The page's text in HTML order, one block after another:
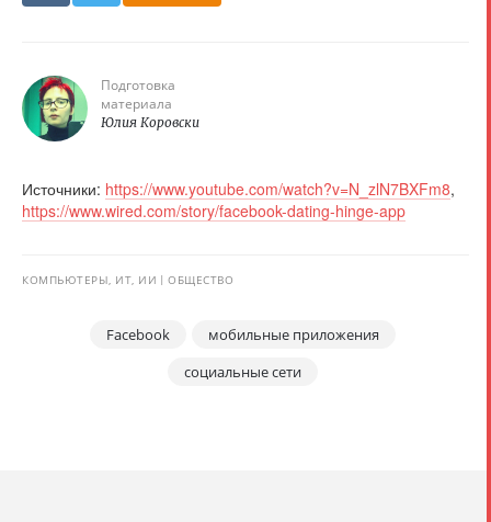
Подготовка
материала
Юлия Коровски
Источники: https://www.youtube.com/watch?v=N_zlN7BXFm8,
https://www.wired.com/story/facebook-dating-hinge-app
КОМПЬЮТЕРЫ, ИТ, ИИ ОБЩЕСТВО
Facebook
мобильные приложения
социальные сети